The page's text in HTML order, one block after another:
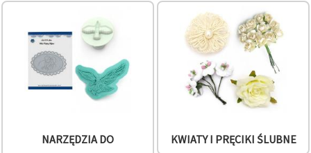
używanie
wszystkich
cookie,
"Akceptuj
preferencjeNARZĘDZIA DO
KWIATY I PRĘCIKI ŚLUBNE